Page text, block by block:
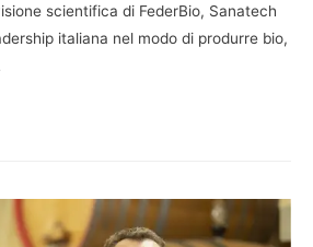
scientifica di FederBio, Sanatech
italiana nel modo di produrre bio,